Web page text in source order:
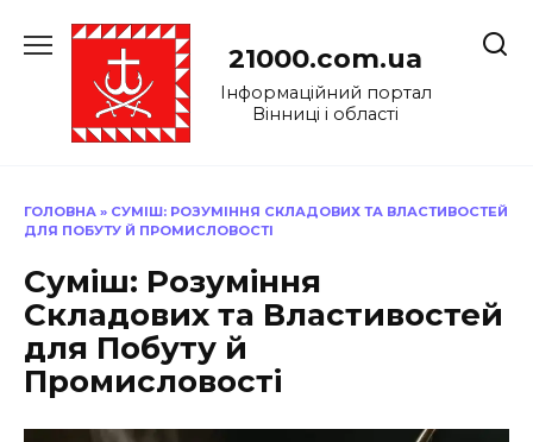
до
21000.com.ua
Інформаційний портал
Вінниці і області
ГОЛОВНА » СУМІШ: РОЗУМІННЯ СКЛАДОВИХ ТА ВЛАСТИВОСТЕЙ
ДЛЯ ПОБУТУ Й ПРОМИСЛОВОСТІ
Суміш: Розуміння
Складових та Властивостей
для Побуту й
Промисловості